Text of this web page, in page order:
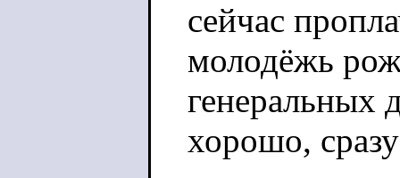
сейчас
молодёжь
генеральных
хорошо,